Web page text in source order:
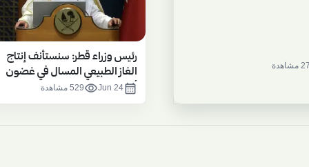
رئيس وزراء قطر: سنستأنف إنتاج
الغاز الطبيعي المسال في غضون
أسابيع
calendar_month
Jun 24
visibility529 مشاهدة